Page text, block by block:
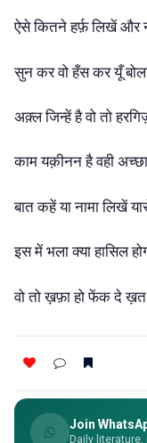
ऐसेकितनेहर्फ़लिखेंऔर
सुनकरवोहँसकरयूँ
अक़्लजिन्हेंहैवोतो
कामयक़ीननहैवही
बातकहेंयानामालिखें
इसमें भलाक्याहासिल
वोतोख़फ़ाहोफेंकदेख़त
Join
Daily literature,